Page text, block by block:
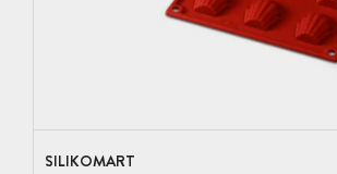
SILIKOMART